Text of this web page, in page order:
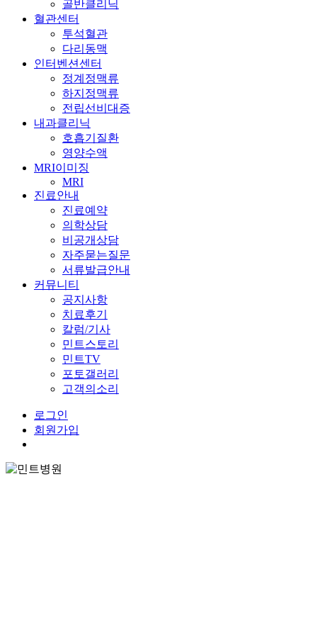
골반클리닉
혈관센터
투석혈관
다리동맥
인터벤션센터
정계정맥류
하지정맥류
전립선비대증
내과클리닉
호흡기질환
영양수액
MRI이미징
MRI
진료안내
진료예약
의학상담
비공개상담
자주묻는질문
서류발급안내
커뮤니티
공지사항
치료후기
칼럼/기사
민트스토리
민트TV
포토갤러리
고객의소리
로그인
회원가입